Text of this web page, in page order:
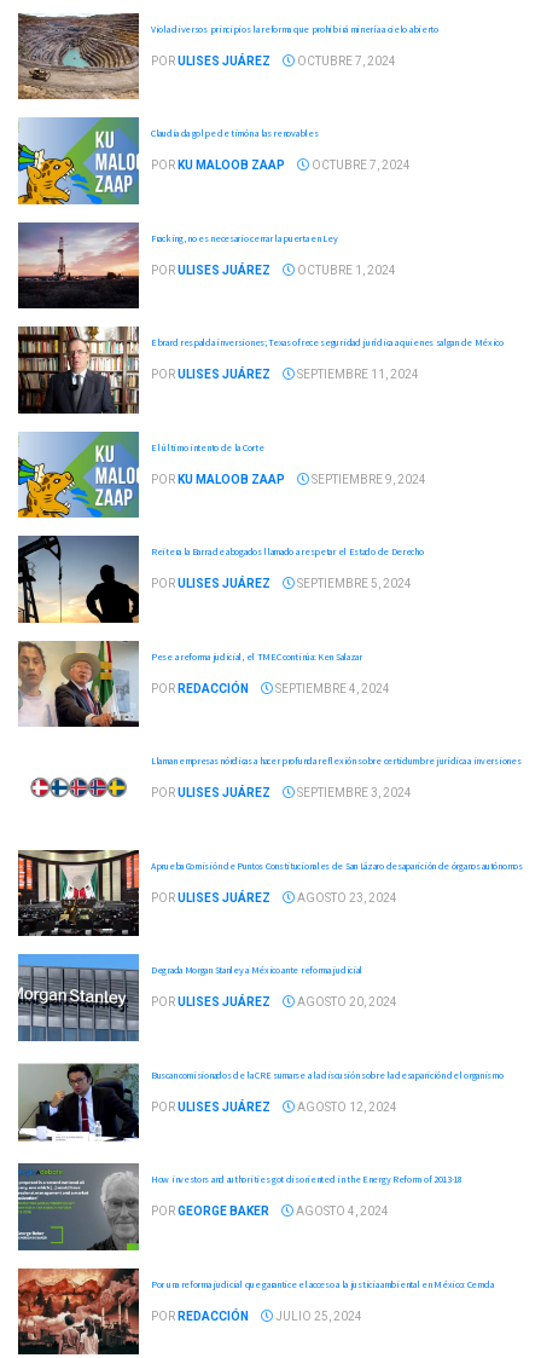
Viola diversos principios la reforma que prohibirá minería a cielo abierto
PORULISES JUÁREZ OCTUBRE 7, 2024
Claudia da golpe de timón a las renovables
POR KU MALOOB ZAAP OCTUBRE 7, 2024
Fracking, no es necesario cerrar la puerta en Ley
PORULISES JUÁREZ OCTUBRE 1, 2024
Ebrard respalda inversiones; Texas ofrece seguridad jurídica a quienes salgan de México
PORULISES JUÁREZ SEPTIEMBRE 11, 2024
El último intento de la Corte
POR KU MALOOB ZAAP SEPTIEMBRE 9, 2024
Reitera la Barra de abogados llamado a respetar el Estado de Derecho
PORULISES JUÁREZ SEPTIEMBRE 5, 2024
Pese a reforma judicial, el TMEC continúa: Ken Salazar
POR REDACCIÓN SEPTIEMBRE 4, 2024
Llaman empresas nórdicas a hacer profunda reflexión sobre certidumbre jurídica a inversiones
PORULISES JUÁREZ SEPTIEMBRE 3, 2024
Aprueba Comisión de Puntos Constitucionales de San Lázaro desaparición de órganos autónomos
PORULISES JUÁREZ AGOSTO 23, 2024
Degrada Morgan Stanley a México ante reforma judicial
PORULISES JUÁREZ AGOSTO 20, 2024
Buscan comisionados de la CRE sumarse a la discusión sobre la desaparición del organismo
PORULISES JUÁREZ AGOSTO 12, 2024
How investors and authorities got disoriented in the Energy Reform of 2013-18
PORGEORGE BAKER AGOSTO 4, 2024
Por una reforma judicial que garantice el acceso a la justicia ambiental en México: Cemda
POR REDACCIÓN JULIO 25, 2024